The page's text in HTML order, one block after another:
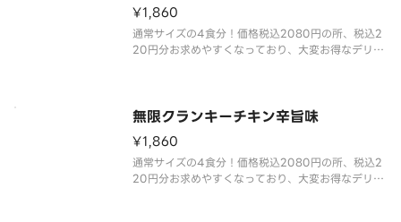
¥1,860
通常サイズの4食分！価格税込2080円の所、税込2
20円分お求めやすくなっており、大変お得なデリバ
無限クランキーチキン辛旨味
¥1,860
通常サイズの4食分！価格税込2080円の所、税込2
20円分お求めやすくなっており、大変お得なデリバ